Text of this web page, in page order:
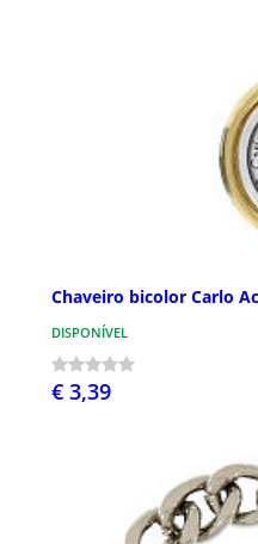
Chaveiro bicolor Carlo
DISPONÍVEL
€ 3,39